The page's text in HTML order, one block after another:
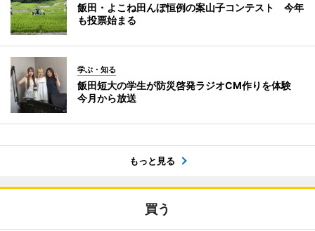
飯田・よこね田んぼ恒例の案山子コンテスト 今年
も投票始まる
学ぶ・知る
飯田短大の学生が防災啓発ラジオCM作りを体験
今月から放送
もっと見る
買う